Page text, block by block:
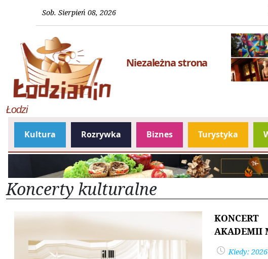
Sob. Sierpień 08, 2026
Niezależna strona
Łodzi
Kultura Rozrywka Biznes Turystyka
Koncerty kulturalne
AKADEMII
Kiedy: